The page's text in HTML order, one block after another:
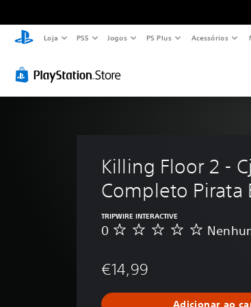
Loja PS5 Jogos PS Plus Acessórios
Killing Floor 2 -
Completo Pirata
TRIPWIRE INTERACTIVE
N
h
m
0
€14,99
Adicionar ao